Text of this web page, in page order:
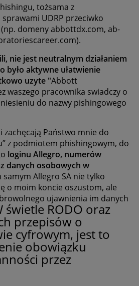
tożsama z
UDRP przeciwko
domeny abbottdx.com, ab-
nie jest neutralnym działaniem
było aktywne ułatwienie
uzyte "Abbott
waszego pracownika swiadczy o
do nazwy pishingowego
zachęcają Państwo mnie do
z podmiotem phishingowym, do
loginu Allegro, numerów
danych osobowych w
samym Allegro SA nie tylko
o moim koncie oszustom, ale
ujawnienia im danych
świetle RODO oraz
przepisów o
cyfrowym, jest to
obowiązku
przez